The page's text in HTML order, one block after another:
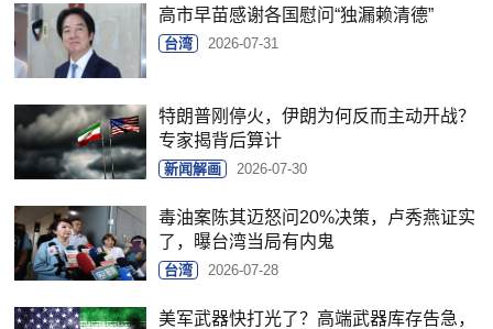
高市早苗感谢各国慰问“独漏赖清德”
台湾 2026-07-31
特朗普刚停火，伊朗为何反而主动开战？
专家揭背后算计
新闻解画 2026-07-30
毒油案陈其迈怒问20%决策，卢秀燕证实
了，曝台湾当局有内鬼
台湾 2026-07-28
美军武器快打光了？高端武器库存告急，